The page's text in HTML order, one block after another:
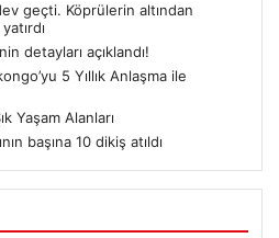
geçti. Köprülerin altından
detayları açıklandı!
5 Yıllık Anlaşma ile
Yaşam Alanları
başına 10 dikiş atıldı